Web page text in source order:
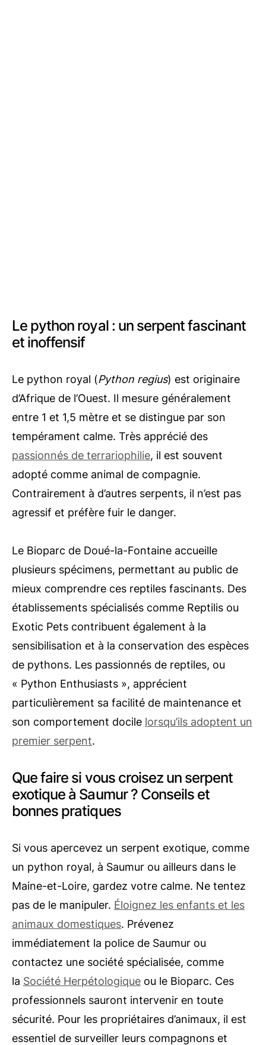
Le python royal : un serpent fascinant
et inoffensif
Le python royal (Python regius) est originaire
d’Afrique de l’Ouest. Il mesure généralement
entre 1 et 1,5 mètre et se distingue par son
tempérament calme. Très apprécié des
passionnés de terrariophilie, il est souvent
adopté comme animal de compagnie.
Contrairement à d’autres serpents, il n’est pas
agressif et préfère fuir le danger.
Le Bioparc de Doué-la-Fontaine accueille
plusieurs spécimens, permettant au public de
mieux comprendre ces reptiles fascinants. Des
établissements spécialisés comme Reptilis ou
Exotic Pets contribuent également à la
sensibilisation et à la conservation des espèces
de pythons. Les passionnés de reptiles, ou
« Python Enthusiasts », apprécient
particulièrement sa facilité de maintenance et
son comportement docile lorsqu’ils adoptent un
premier serpent.
Que faire si vous croisez un serpent
exotique à Saumur ? Conseils et
bonnes pratiques
Si vous apercevez un serpent exotique, comme
un python royal, à Saumur ou ailleurs dans le
Maine-et-Loire, gardez votre calme. Ne tentez
pas de le manipuler. Éloignez les enfants et les
animaux domestiques. Prévenez
immédiatement la police de Saumur ou
contactez une société spécialisée, comme
la Société Herpétologique ou le Bioparc. Ces
professionnels sauront intervenir en toute
sécurité. Pour les propriétaires d’animaux, il est
essentiel de surveiller leurs compagnons et